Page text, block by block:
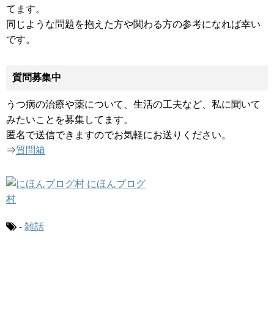
てます。
同じような問題を抱えた方や関わる方の参考になれば幸い
です。
質問募集中
うつ病の治療や薬について、生活の工夫など、私に聞いて
みたいことを募集してます。
匿名で送信できますのでお気軽にお送りください。
⇒質問箱
- 雑話